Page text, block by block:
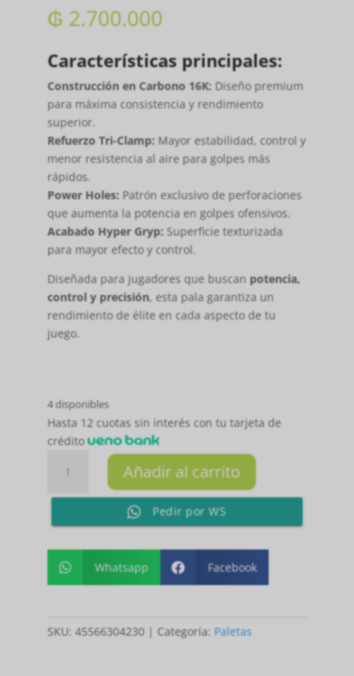
₲ 2.700.000
Características principales:
Construcción en Carbono 16K:Diseño premium
para máxima consistencia y rendimiento
superior.
Refuerzo Tri-Clamp:Mayor estabilidad, control y
menor resistencia al aire para golpes más
rápidos.
Power Holes:Patrón exclusivo de perforaciones
que aumenta la potencia en golpes ofensivos.
Acabado Hyper Gryp:Superficie texturizada
para mayor efecto y control.
Diseñada para jugadores que buscan potencia,
control y precisión, esta pala garantiza un
rendimiento de élite en cada aspecto de tu
juego.
4 disponibles
Hasta 12 cuotas sin interés con tu tarjeta de
crédito
AERO-
STAR
Añadir al carrito
Pedir por WS
 Whatsapp  Facebook
SKU: 45566304230 Categoría: Paletas